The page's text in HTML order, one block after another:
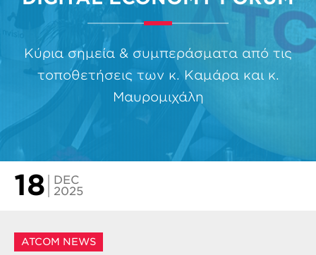
Κύρια σημεία & συμπεράσματα από τις
τοποθετήσεις των κ. Καμάρα και κ.
Μαυρομιχάλη
18
DEC
2025
ATCOM NEWS